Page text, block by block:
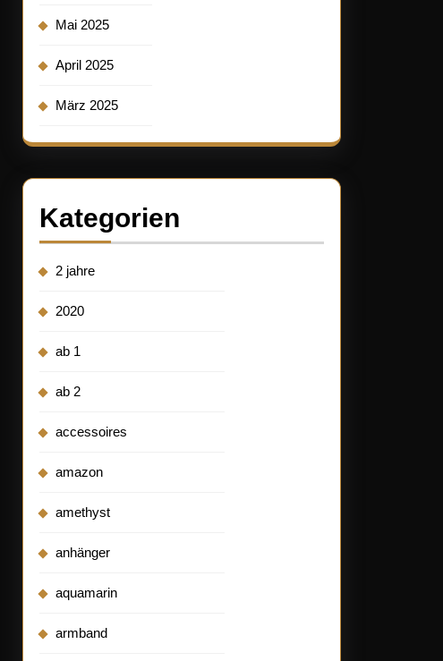
Mai 2025
April 2025
März 2025
Kategorien
2 jahre
2020
ab 1
ab 2
accessoires
amazon
amethyst
anhänger
aquamarin
armband